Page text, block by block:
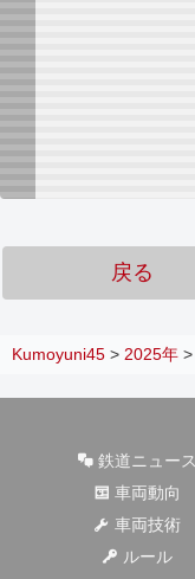
戻る
Kumoyuni45 > 2025年 >
鉄道ニュース
車両動向
車両技術
ルール